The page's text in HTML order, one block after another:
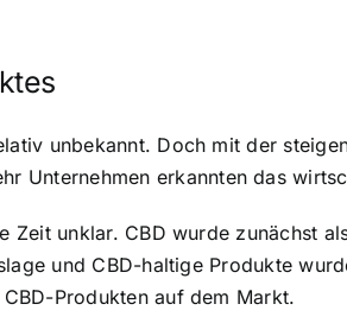
unbekannt. Doch mit der
Unternehmen erkannten das
unklar. CBD wurde zunächst
und CBD-haltige Produkte
Produkten auf dem Markt.